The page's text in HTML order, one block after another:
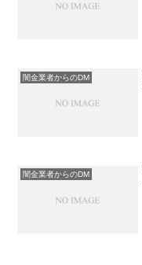
闇金業者からのDM
闇金業者からのDM